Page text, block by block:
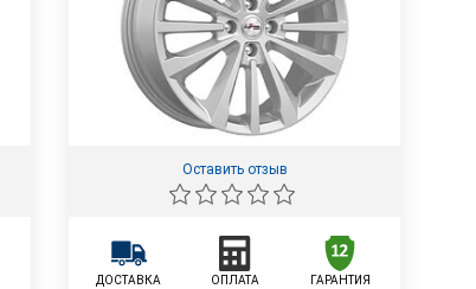
Оставить отзыв
ДОСТАВКА
ОПЛАТА
ГАРАНТИЯ